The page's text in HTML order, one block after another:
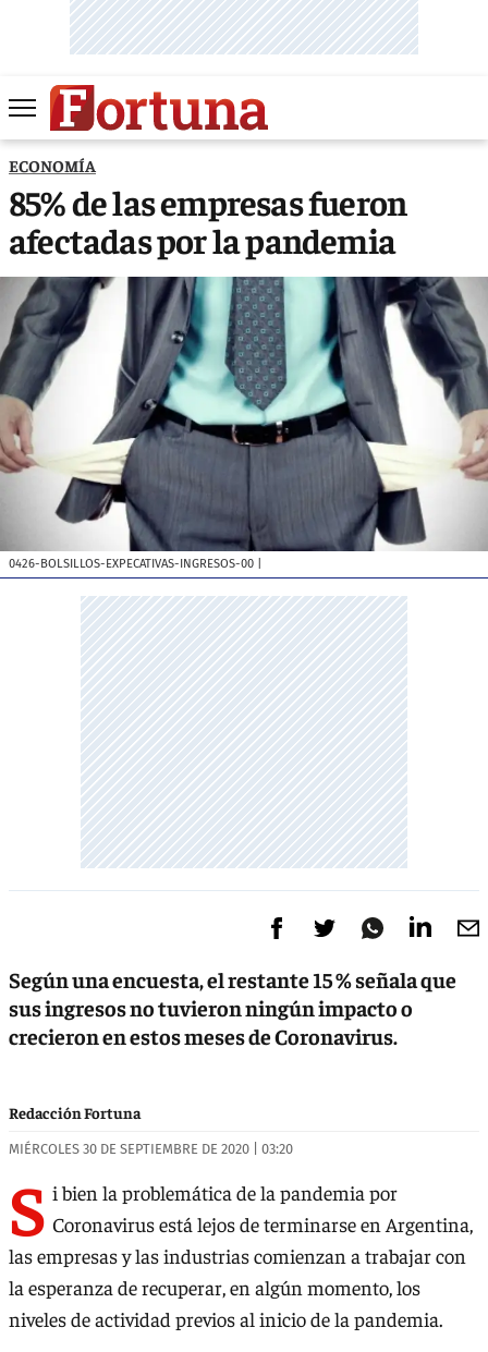
ECONOMÍA
85% de las empresas fueron
afectadas por la pandemia
0426-BOLSILLOS-EXPECATIVAS-INGRESOS-00
Según una encuesta, el restante 15 % señala que
sus ingresos no tuvieron ningún impacto o
crecieron en estos meses de Coronavirus.
Redacción Fortuna
MIÉRCOLES 30 DE SEPTIEMBRE DE 2020 | 03:20
S i bien la problemática de la pandemia por
Coronavirus está lejos de terminarse en Argentina,
las empresas y las industrias comienzan a trabajar con
la esperanza de recuperar, en algún momento, los
niveles de actividad previos al inicio de la pandemia.